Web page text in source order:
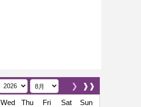
❱❱
❯
Wed Thu Fri Sat Sun